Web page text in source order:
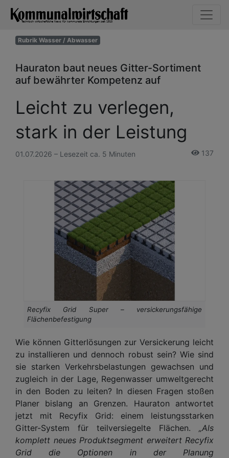
Rubrik Wasser / Abwasser
Hauraton baut neues Gitter-Sortiment
auf bewährter Kompetenz auf
Leicht zu verlegen,
stark in der Leistung
01.07.2026 – Lesezeit ca. 5 Minuten 137
Recyfix Grid Super – versickerungsfähige
Flächenbefestigung
Wie können Gitterlösungen zur Versickerung leicht
zu installieren und dennoch robust sein? Wie sind
sie starken Verkehrsbelastungen gewachsen und
zugleich in der Lage, Regenwasser umweltgerecht
in den Boden zu leiten? In diesen Fragen stoßen
Planer bislang an Grenzen. Hauraton antwortet
jetzt mit Recyfix Grid: einem leistungsstarken
Gitter-System für teilversiegelte Flächen. „Als
komplett neues Produktsegment erweitert Recyfix
Grid die Optionen in der Planung